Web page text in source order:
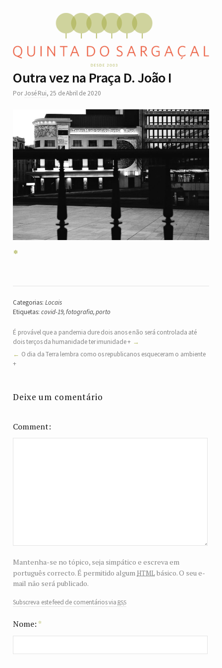
Outra vez na Praça D. João I
PorJosé Rui, 25 de Abril de 2020
Categorias: Locais
Etiquetas: covid-19,fotografia,porto
É provável que a pandemia dure dois anos e não será controlada até
dois terços da humanidade ter imunidade +
O dia da Terra lembra como os republicanos esqueceram o ambiente
+
Deixe um comentário
Comment
Mantenha-se no tópico, seja simpático e escreva em
português correcto. É permitido algum htmlbásico. O seu e-
mail não será publicado.
Subscreva este feed de comentários via rss
Nome: *